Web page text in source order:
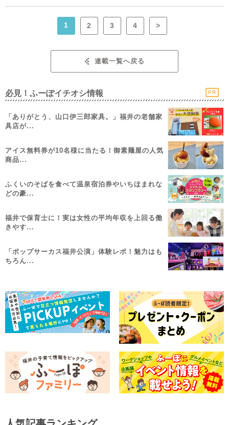
1 2 3 4 >
連載一覧へ戻る
必見！ふーぽイチオシ情報 PR
「ありがとう、山口伊三郎家具。」福井の老舗家
具店が...
アイス無料券が10名様に当たる！御素麺屋の人気
商品...
ふくいのそばを食べて温泉宿泊券やいちほまれな
どの豪...
福井で保育士に！実は女性の平均年収を上回る働
きやす...
「ポップサーカス福井公演」体験レポ！魅力はも
ちろん...